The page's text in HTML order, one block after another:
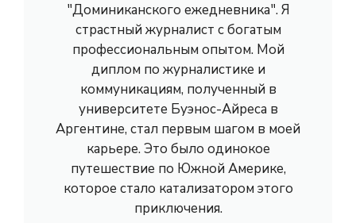
"Доминиканского ежедневника". Я
страстный журналист с богатым
профессиональным опытом. Мой
диплом по журналистике и
коммуникациям, полученный в
университете Буэнос-Айреса в
Аргентине, стал первым шагом в моей
карьере. Это было одинокое
путешествие по Южной Америке,
которое стало катализатором этого
приключения.